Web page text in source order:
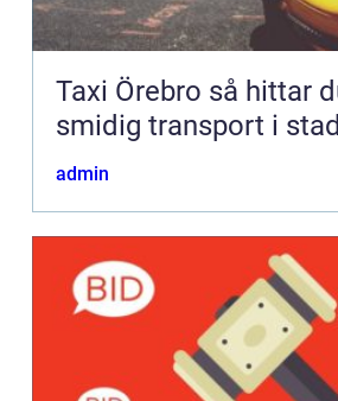
Taxi Örebro så hittar du trygg och
smidig transport i
admin